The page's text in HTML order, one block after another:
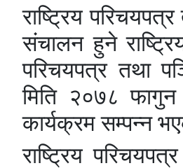
राष्ट्रिय
संचालन हुने
परिचयपत्र तथा
मिति २०७८
कार्यक्रम सम्पन्न
राष्ट्रिय